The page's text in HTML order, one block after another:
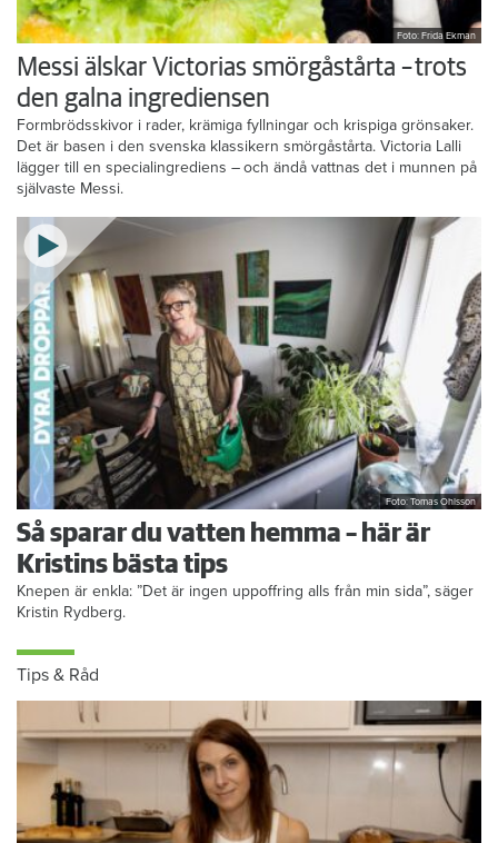
Foto: Frida Ekman
Messi älskar Victorias smörgåstårta – trots
den galna ingrediensen
Formbrödsskivor i rader, krämiga fyllningar och krispiga grönsaker.
Det är basen i den svenska klassikern smörgåstårta. Victoria Lalli
lägger till en specialingrediens – och ändå vattnas det i munnen på
självaste Messi.
Foto: Tomas Ohlsson
Så sparar du vatten hemma – här är
Kristins bästa tips
Knepen är enkla: ”Det är ingen uppoffring alls från min sida”, säger
Kristin Rydberg.
Tips & Råd